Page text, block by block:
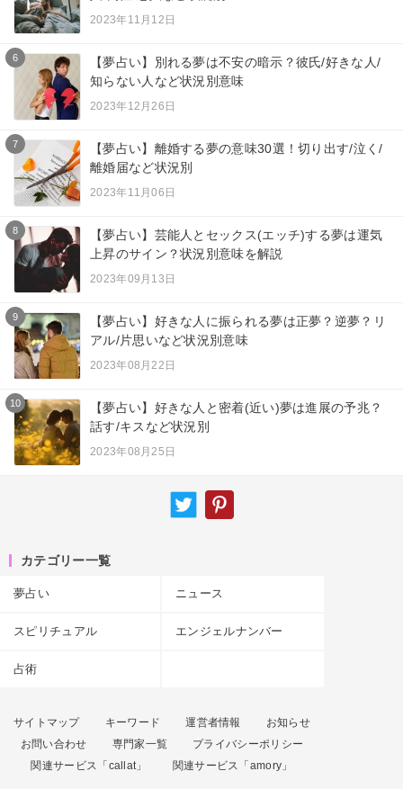
2023年11月12日
6
【夢占い】別れる夢は不安の暗示？彼氏/好きな人/
知らない人など状況別意味
2023年12月26日
7
【夢占い】離婚する夢の意味30選！切り出す/泣く/
離婚届など状況別
2023年11月06日
8
【夢占い】芸能人とセックス(エッチ)する夢は運気
上昇のサイン？状況別意味を解説
2023年09月13日
9
【夢占い】好きな人に振られる夢は正夢？逆夢？リ
アル/片思いなど状況別意味
2023年08月22日
10
【夢占い】好きな人と密着(近い)夢は進展の予兆？
話す/キスなど状況別
2023年08月25日
カテゴリー一覧
夢占い ニュース
スピリチュアル エンジェルナンバー
占術
サイトマップ キーワード 運営者情報
お知らせ
お問い合わせ
専門家一覧
プライバシーポリシー
関連サービス「callat」
関連サービス「amory」